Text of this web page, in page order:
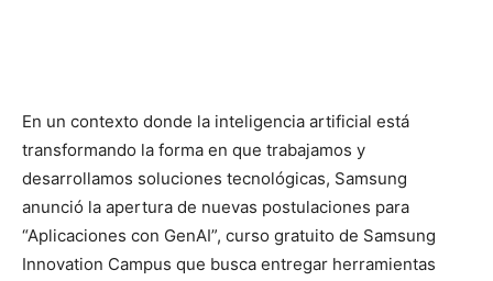
En un contexto donde la inteligencia artificial está
transformando la forma en que trabajamos y
desarrollamos soluciones tecnológicas, Samsung
anunció la apertura de nuevas postulaciones para
“Aplicaciones con GenAI”, curso gratuito de Samsung
Innovation Campus que busca entregar herramientas